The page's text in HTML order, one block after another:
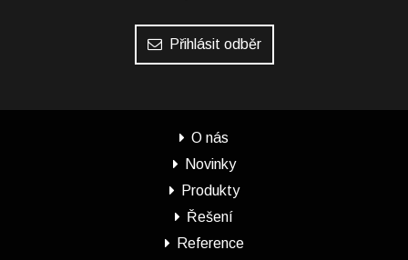
Přihlásit odběr
O nás
Novinky
Produkty
Řešení
Reference